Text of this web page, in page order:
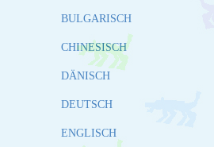
BULGARISCH
CHINESISCH
DÄNISCH
DEUTSCH
ENGLISCH